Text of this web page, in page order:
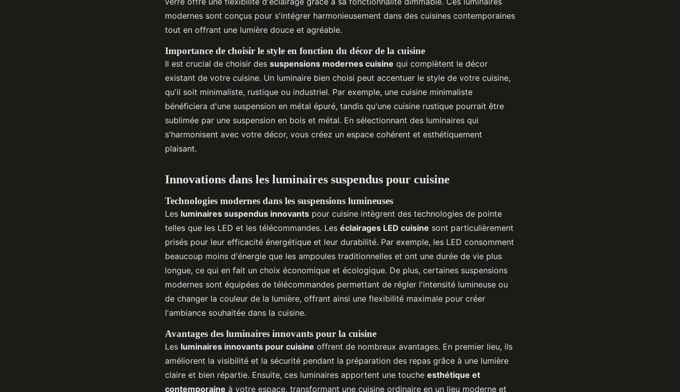
modernes sont conçus pour s'intégrer harmonieusement dans des cuisines contemporaines
tout en offrant une lumière douce et agréable.
Importance de choisir le style en fonction du décor de la cuisine
Il est crucial de choisir des suspensions modernes cuisine qui complètent le décor
existant de votre cuisine. Un luminaire bien choisi peut accentuer le style de votre cuisine,
qu'il soit minimaliste, rustique ou industriel. Par exemple, une cuisine minimaliste
bénéficiera d'une suspension en métal épuré, tandis qu'une cuisine rustique pourrait être
sublimée par une suspension en bois et métal. En sélectionnant des luminaires qui
s'harmonisent avec votre décor, vous créez un espace cohérent et esthétiquement
plaisant.
Innovations dans les luminaires suspendus pour cuisine
Technologies modernes dans les suspensions lumineuses
Les luminaires suspendus innovants pour cuisine intègrent des technologies de pointe
telles que les LED et les télécommandes. Les éclairages LED cuisine sont particulièrement
prisés pour leur efficacité énergétique et leur durabilité. Par exemple, les LED consomment
beaucoup moins d'énergie que les ampoules traditionnelles et ont une durée de vie plus
longue, ce qui en fait un choix économique et écologique. De plus, certaines suspensions
modernes sont équipées de télécommandes permettant de régler l'intensité lumineuse ou
de changer la couleur de la lumière, offrant ainsi une flexibilité maximale pour créer
l'ambiance souhaitée dans la cuisine.
Avantages des luminaires innovants pour la cuisine
Les luminaires innovants pour cuisine offrent de nombreux avantages. En premier lieu, ils
améliorent la visibilité et la sécurité pendant la préparation des repas grâce à une lumière
claire et bien répartie. Ensuite, ces luminaires apportent une touche esthétique et
contemporaine à votre espace, transformant une cuisine ordinaire en un lieu moderne et